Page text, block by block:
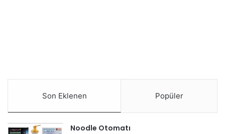
Son Eklenen Popüler
Noodle Otomatı